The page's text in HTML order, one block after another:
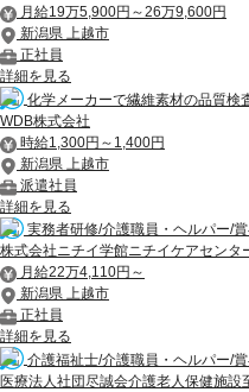
月給19万5,900円～26万9,600円
新潟県 上越市
正社員
詳細を見る
化学メーカーで繊維素材の品質検
WDB株式会社
時給1,300円～1,400円
新潟県 上越市
派遣社員
詳細を見る
実務者研修/介護職員・ヘルパー/
株式会社ニチイ学館ニチイケアセンタ
月給22万4,110円～
新潟県 上越市
正社員
詳細を見る
介護福祉士/介護職員・ヘルパー/
医療法人社団尽誠会介護老人保健施設